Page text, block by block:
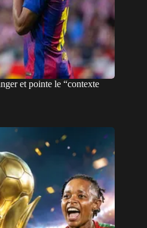
et pointe le “contexte